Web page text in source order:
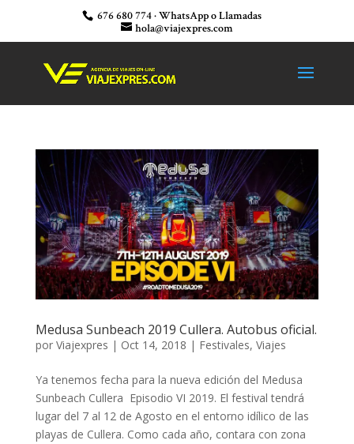
676 680 774 · WhatsApp o Llamadas
hola@viajexpres.com
Medusa Sunbeach 2019 Cullera. Autobus oficial.
por Viajexpres | Oct 14, 2018 | Festivales, Viajes
Ya tenemos fecha para la nueva edición del Medusa
Sunbeach Cullera Episodio VI 2019. El festival tendrá
lugar del 7 al 12 de Agosto en el entorno idílico de las
playas de Cullera. Como cada año, contara con zona